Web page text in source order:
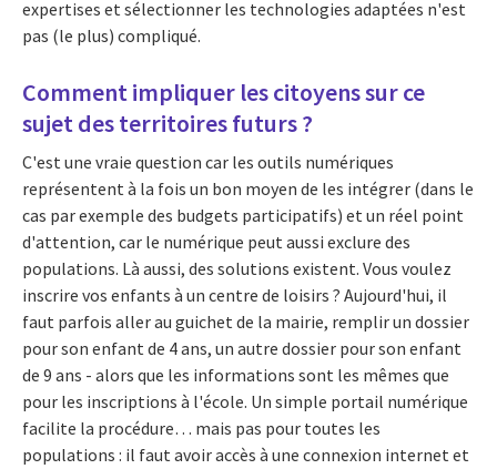
expertises et sélectionner les technologies adaptées n'est
pas (le plus) compliqué.
Comment impliquer les citoyens sur ce
sujet des territoires futurs ?
C'est une vraie question car les outils numériques
représentent à la fois un bon moyen de les intégrer (dans le
cas par exemple des budgets participatifs) et un réel point
d'attention, car le numérique peut aussi exclure des
populations. Là aussi, des solutions existent. Vous voulez
inscrire vos enfants à un centre de loisirs ? Aujourd'hui, il
faut parfois aller au guichet de la mairie, remplir un dossier
pour son enfant de 4 ans, un autre dossier pour son enfant
de 9 ans - alors que les informations sont les mêmes que
pour les inscriptions à l'école. Un simple portail numérique
facilite la procédure… mais pas pour toutes les
populations : il faut avoir accès à une connexion internet et